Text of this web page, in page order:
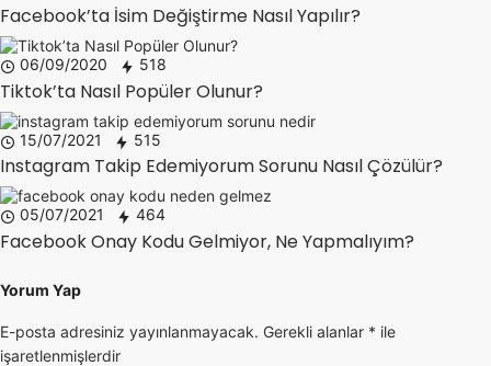
Facebook’ta İsim Değiştirme Nasıl Yapılır?
06/09/2020 518
Tiktok’ta Nasıl Popüler Olunur?
15/07/2021 515
Instagram Takip Edemiyorum Sorunu Nasıl Çözülür?
05/07/2021 464
Facebook Onay Kodu Gelmiyor, Ne Yapmalıyım?
Yorum Yap
E-posta adresiniz yayınlanmayacak. Gerekli alanlar * ile
işaretlenmişlerdir